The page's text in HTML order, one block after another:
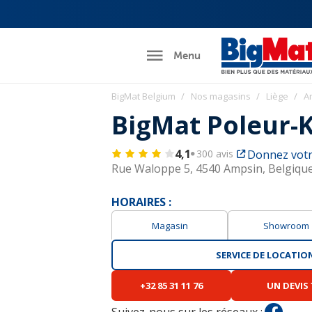
Menu
BigMat Belgium Nos magasins Liège
BigMat Poleur-
4,1 300 avis
Donnez
Rue Waloppe 5, 4540 Ampsin,
HORAIRES :
Magasin Showroom
SERVICE DE
+32 85 31 11 76 UN DEVIS